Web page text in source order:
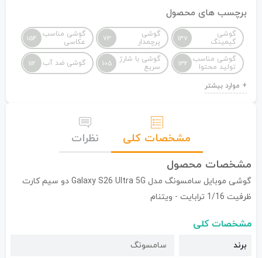
برچسب های محصول
گوشی
گیمینگ
137
گوشی
پرچمدار
73
گوشی مناسب
عکاسی
154
گوشی مناسب
تولید محتوا
132
گوشی با شارژ
سریع
105 گوشی ضد آب 112
مشخصات کلی
نظرات
مشخصات محصول
گوشی موبایل سامسونگ مدل Galaxy S26 Ultra 5G دو سیم کارت
ظرفیت 1/16 ترابایت - ویتنام
مشخصات کلی
برند سامسونگ